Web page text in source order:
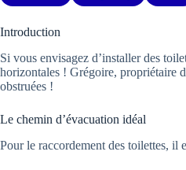
Introduction
Si vous envisagez d’installer des
horizontales ! Grégoire, propriétaire
obstruées !
Le chemin d’évacuation idéal
Pour le raccordement des toilettes, il